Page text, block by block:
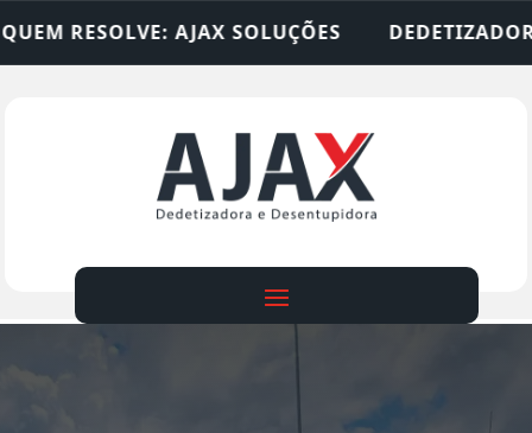
DEDETIZADORA • DESENTUPIDORA